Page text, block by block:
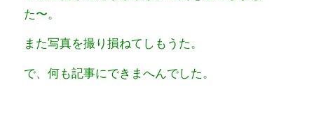
た〜。
また写真を撮り損ねてしもうた。
で、何も記事にできまへんでした。